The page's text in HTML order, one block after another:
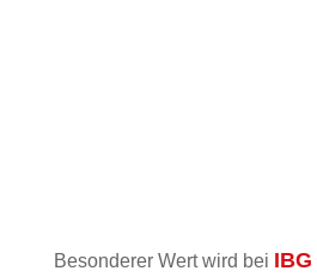
Besonderer Wert wird bei IBG